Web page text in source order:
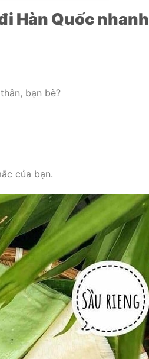
Hàn Quốc nhanh
bạn bè?
của bạn.